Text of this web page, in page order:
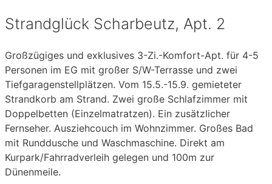
Strandglück Scharbeutz, Apt. 2
Großzügiges und exklusives 3-Zi.-Komfort-Apt. für 4-5
Personen im EG mit großer S/W-Terrasse und zwei
Tiefgaragenstellplätzen. Vom 15.5.-15.9. gemieteter
Strandkorb am Strand. Zwei große Schlafzimmer mit
Doppelbetten (Einzelmatratzen). Ein zusätzlicher
Fernseher. Ausziehcouch im Wohnzimmer. Großes Bad
mit Runddusche und Waschmaschine. Direkt am
Kurpark/Fahrradverleih gelegen und 100m zur
Dünenmeile.